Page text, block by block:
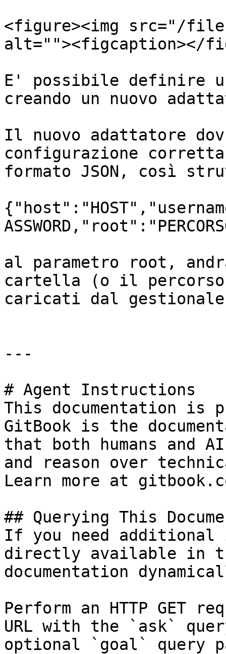
<figure><img src="/files/
alt=""><figcaption></
E' possibile definire
creando un nuovo
Il nuovo adattatore
configurazione
formato JSON, così
al parametro root,
cartella (o il
caricati dal
---
# Agent Instructions
This documentation is
GitBook is the
that both humans and
and reason over
Learn more at
## Querying This
If you need
directly available in
documentation
Perform an HTTP GET
URL with the `ask`
optional `goal` query